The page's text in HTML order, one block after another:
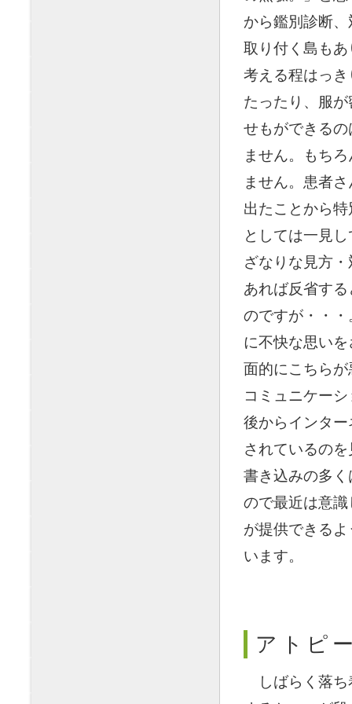
から鑑別診断
取り付く島も
考える程はっ
たったり、服
せもができる
ません。もち
ません。患者
出たことから
としては一見
ざなりな見方
あれば反省す
のですが・・
に不快な思い
面的にこちら
コミュニケー
後からインタ
されているの
書き込みの多
ので最近は意
が提供できる
います。
アトピ
しばらく落